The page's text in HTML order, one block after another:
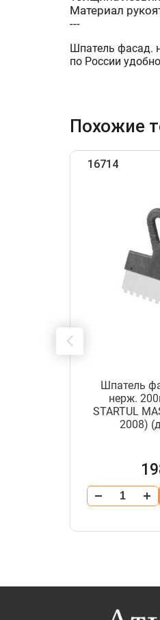
Материал
---
Шпатель фасад.
по России
Похожие
16714
Шпатель
нерж.
STARTUL
2008)